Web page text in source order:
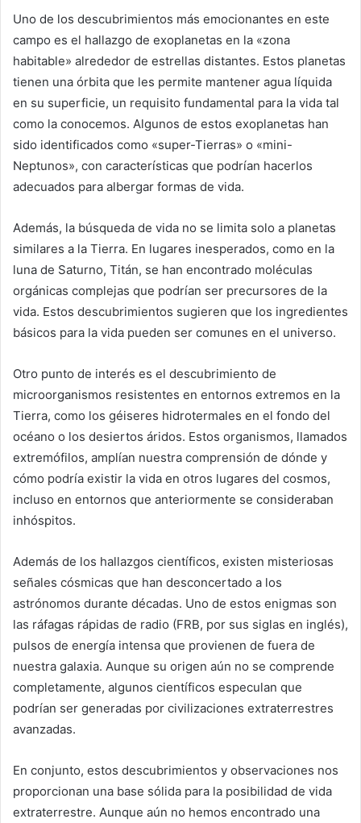
Uno de los descubrimientos más emocionantes en este
campo es el hallazgo de exoplanetas en la «zona
habitable» alrededor de estrellas distantes. Estos planetas
tienen una órbita que les permite mantener agua líquida
en su superficie, un requisito fundamental para la vida tal
como la conocemos. Algunos de estos exoplanetas han
sido identificados como «super-Tierras» o «mini-
Neptunos», con características que podrían hacerlos
adecuados para albergar formas de vida.
Además, la búsqueda de vida no se limita solo a planetas
similares a la Tierra. En lugares inesperados, como en la
luna de Saturno, Titán, se han encontrado moléculas
orgánicas complejas que podrían ser precursores de la
vida. Estos descubrimientos sugieren que los ingredientes
básicos para la vida pueden ser comunes en el universo.
Otro punto de interés es el descubrimiento de
microorganismos resistentes en entornos extremos en la
Tierra, como los géiseres hidrotermales en el fondo del
océano o los desiertos áridos. Estos organismos, llamados
extremófilos, amplían nuestra comprensión de dónde y
cómo podría existir la vida en otros lugares del cosmos,
incluso en entornos que anteriormente se consideraban
inhóspitos.
Además de los hallazgos científicos, existen misteriosas
señales cósmicas que han desconcertado a los
astrónomos durante décadas. Uno de estos enigmas son
las ráfagas rápidas de radio (FRB, por sus siglas en inglés),
pulsos de energía intensa que provienen de fuera de
nuestra galaxia. Aunque su origen aún no se comprende
completamente, algunos científicos especulan que
podrían ser generadas por civilizaciones extraterrestres
avanzadas.
En conjunto, estos descubrimientos y observaciones nos
proporcionan una base sólida para la posibilidad de vida
extraterrestre. Aunque aún no hemos encontrado una